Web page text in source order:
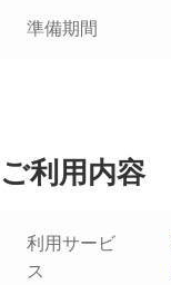
準備期間
ご利用内容
利用サービ
ス